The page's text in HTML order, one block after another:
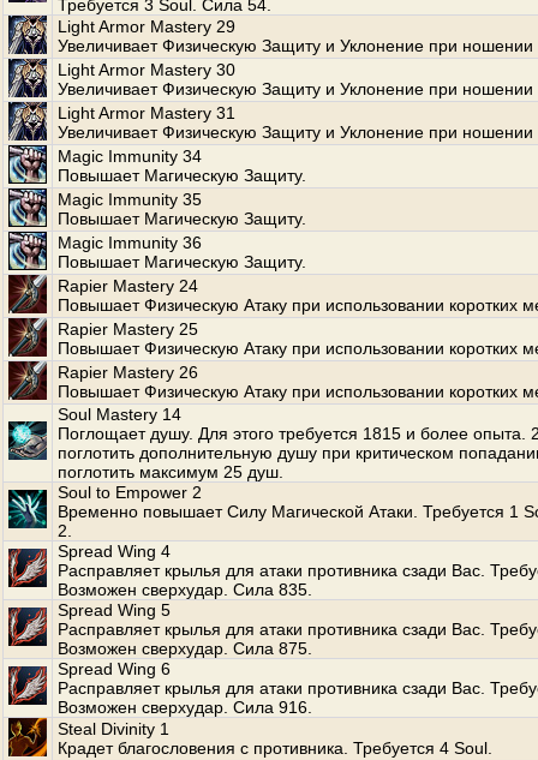
Требуется 3 Soul. Сила 54.
Light Armor Mastery 29
Увеличивает Физическую Защиту и Уклонение при ношении
Light Armor Mastery 30
Увеличивает Физическую Защиту и Уклонение при ношении
Light Armor Mastery 31
Увеличивает Физическую Защиту и Уклонение при ношении
Magic Immunity 34
Повышает Магическую Защиту.
Magic Immunity 35
Повышает Магическую Защиту.
Magic Immunity 36
Повышает Магическую Защиту.
Rapier Mastery 24
Повышает Физическую Атаку при использовании коротких
Rapier Mastery 25
Повышает Физическую Атаку при использовании коротких
Rapier Mastery 26
Повышает Физическую Атаку при использовании коротких
Soul Mastery 14
Поглощает душу. Для этого требуется 1815 и более опыта.
поглотить дополнительную душу при критическом
поглотить максимум 25 душ.
Soul to Empower 2
Временно повышает Силу Магической Атаки. Требуется 1
2.
Spread Wing 4
Расправляет крылья для атаки противника сзади Вас.
Возможен сверхудар. Сила 835.
Spread Wing 5
Расправляет крылья для атаки противника сзади Вас.
Возможен сверхудар. Сила 875.
Spread Wing 6
Расправляет крылья для атаки противника сзади Вас.
Возможен сверхудар. Сила 916.
Steal Divinity 1
Крадет благословения с противника. Требуется 4 Soul.